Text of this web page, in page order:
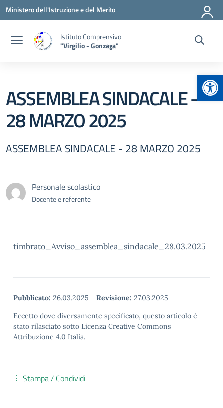
Vai ai contenuti
Vai al menu di navigazione
Vai al footer
Ministero dell'Istruzione e del Merito
Istituto Comprensivo
"Virgilio - Gonzaga"
ASSEMBLEA SINDACALE –
28 MARZO 2025
ASSEMBLEA SINDACALE - 28 MARZO 2025
Personale scolastico
Docente e referente
timbrato_Avviso_assemblea_sindacale_28.03.2025
Pubblicato: 26.03.2025 - Revisione: 27.03.2025
Eccetto dove diversamente specificato, questo articolo è
stato rilasciato sotto Licenza Creative Commons
Attribuzione 4.0 Italia.
Stampa / Condividi